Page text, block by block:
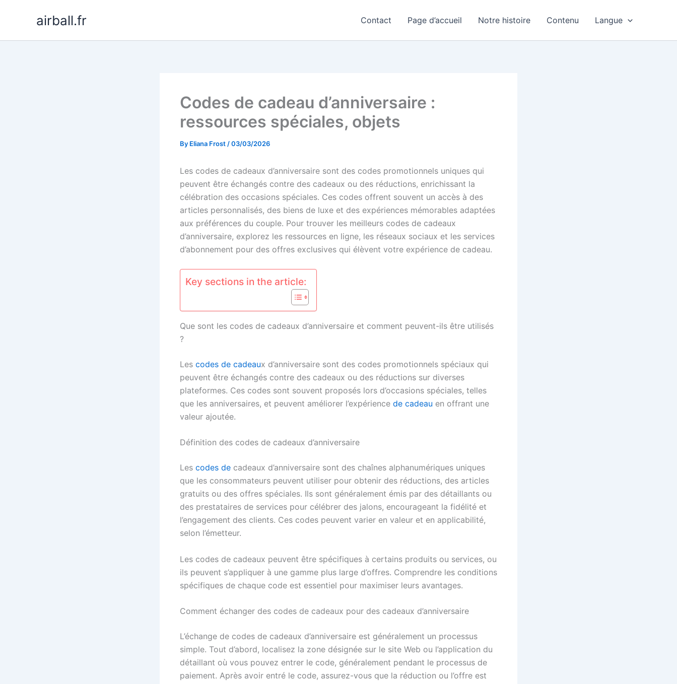
airball.fr Contact Page d’accueil Notre histoire Contenu Langue
Codes de cadeau d’anniversaire :
ressources spéciales, objets
By Eliana Frost /03/03/2026
Les codes de cadeaux d’anniversaire sont des codes promotionnels uniques qui
peuvent être échangés contre des cadeaux ou des réductions, enrichissant la
célébration des occasions spéciales. Ces codes offrent souvent un accès à des
articles personnalisés, des biens de luxe et des expériences mémorables adaptées
aux préférences du couple. Pour trouver les meilleurs codes de cadeaux
d’anniversaire, explorez les ressources en ligne, les réseaux sociaux et les services
d’abonnement pour des offres exclusives qui élèvent votre expérience de cadeau.
Key sections in the article:
Que sont les codes de cadeaux d’anniversaire et comment peuvent-ils être utilisés
?
Les codes de cadeaux d’anniversaire sont des codes promotionnels spéciaux qui
peuvent être échangés contre des cadeaux ou des réductions sur diverses
plateformes. Ces codes sont souvent proposés lors d’occasions spéciales, telles
que les anniversaires, et peuvent améliorer l’expérience de cadeau en offrant une
valeur ajoutée.
Définition des codes de cadeaux d’anniversaire
Les codes de cadeaux d’anniversaire sont des chaînes alphanumériques uniques
que les consommateurs peuvent utiliser pour obtenir des réductions, des articles
gratuits ou des offres spéciales. Ils sont généralement émis par des détaillants ou
des prestataires de services pour célébrer des jalons, encourageant la fidélité et
l’engagement des clients. Ces codes peuvent varier en valeur et en applicabilité,
selon l’émetteur.
Les codes de cadeaux peuvent être spécifiques à certains produits ou services, ou
ils peuvent s’appliquer à une gamme plus large d’offres. Comprendre les conditions
spécifiques de chaque code est essentiel pour maximiser leurs avantages.
Comment échanger des codes de cadeaux pour des cadeaux d’anniversaire
L’échange de codes de cadeaux d’anniversaire est généralement un processus
simple. Tout d’abord, localisez la zone désignée sur le site Web ou l’application du
détaillant où vous pouvez entrer le code, généralement pendant le processus de
paiement. Après avoir entré le code, assurez-vous que la réduction ou l’offre est